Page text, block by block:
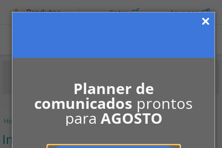
Planner de
comunicados prontos
para AGOSTO
Produtos Cotar Anunciar
Home Notícias Inadimplência Cinco perguntas
Inadimplência